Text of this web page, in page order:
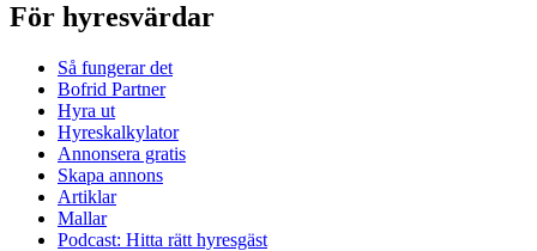
För hyresvärdar
Så fungerar det
Bofrid Partner
Hyra ut
Hyreskalkylator
Annonsera gratis
Skapa annons
Artiklar
Mallar
Podcast: Hitta rätt hyresgäst